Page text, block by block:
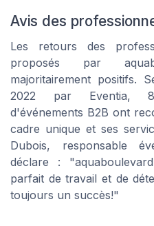
Avis des
Les retours des
proposés par
majoritairement positifs.
2022 par Eventia,
d'événements B2B ont
cadre unique et ses
Dubois, responsable
déclare :
parfait de travail et de
toujours un succès!"